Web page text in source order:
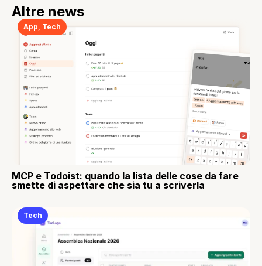
Altre news
App Tech
MCP e Todoist: quando la lista delle cose da fare
smette di aspettare che sia tu a scriverla
Tech